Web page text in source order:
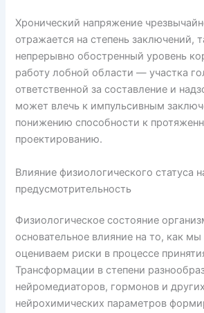
Хронический напряжение
отражается на степень заключений,
непрерывно обостренный уровень
работу лобной области — участка
ответственной за составление и
может влечь к импульсивным
понижению способности к
проектированию.
Влияние физиологического статуса
предусмотрительность
Физиологическое состояние
основательное влияние на то, как
оцениваем риски в процессе
Трансформации в степени
нейромедиаторов, гормонов и других
нейрохимических параметров